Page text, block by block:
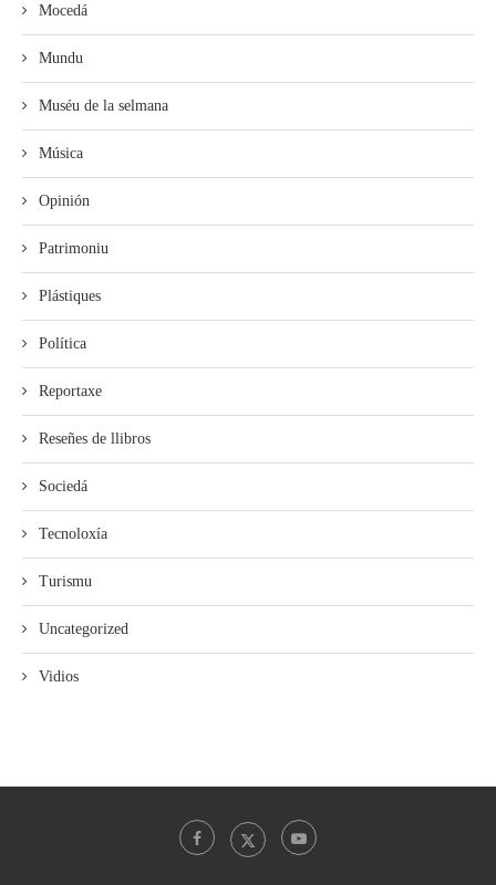
Mocedá
Mundu
Muséu de la selmana
Música
Opinión
Patrimoniu
Plástiques
Política
Reportaxe
Reseñes de llibros
Sociedá
Tecnoloxía
Turismu
Uncategorized
Vidios